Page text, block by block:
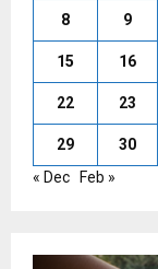
8 9
15 16
22 23
29 30
« Dec
Feb »